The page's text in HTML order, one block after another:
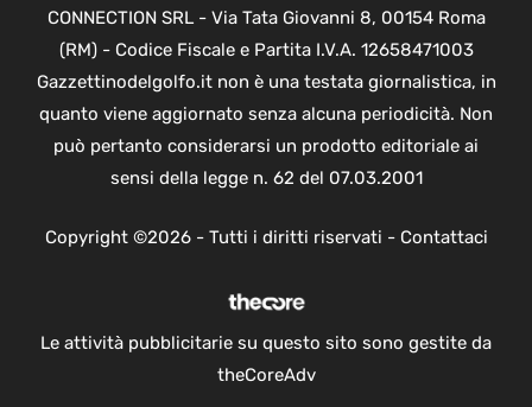
CONNECTION SRL - Via Tata Giovanni 8, 00154 Roma
(RM) - Codice Fiscale e Partita I.V.A. 12658471003
Gazzettinodelgolfo.it non è una testata giornalistica, in
quanto viene aggiornato senza alcuna periodicità. Non
può pertanto considerarsi un prodotto editoriale ai
sensi della legge n. 62 del 07.03.2001
Copyright ©2026 - Tutti i diritti riservati - Contattaci
Le attività pubblicitarie su questo sito sono gestite da
theCoreAdv